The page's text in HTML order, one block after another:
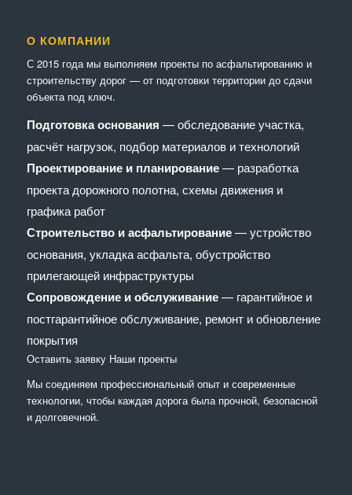
О КОМПАНИИ
С 2015 года мы выполняем проекты по асфальтированию и
строительству дорог — от подготовки территории до сдачи
объекта под ключ.
Подготовка основания — обследование участка,
расчёт нагрузок, подбор материалов и технологий
Проектирование и планирование— разработка
проекта дорожного полотна, схемы движения и
графика работ
Строительство и асфальтирование— устройство
основания, укладка асфальта, обустройство
прилегающей инфраструктуры
Сопровождение и обслуживание— гарантийное и
постгарантийное обслуживание, ремонт и обновление
покрытия
Оставить заявку Наши проекты
Мы соединяем профессиональный опыт и современные
технологии, чтобы каждая дорога была прочной, безопасной
и долговечной.